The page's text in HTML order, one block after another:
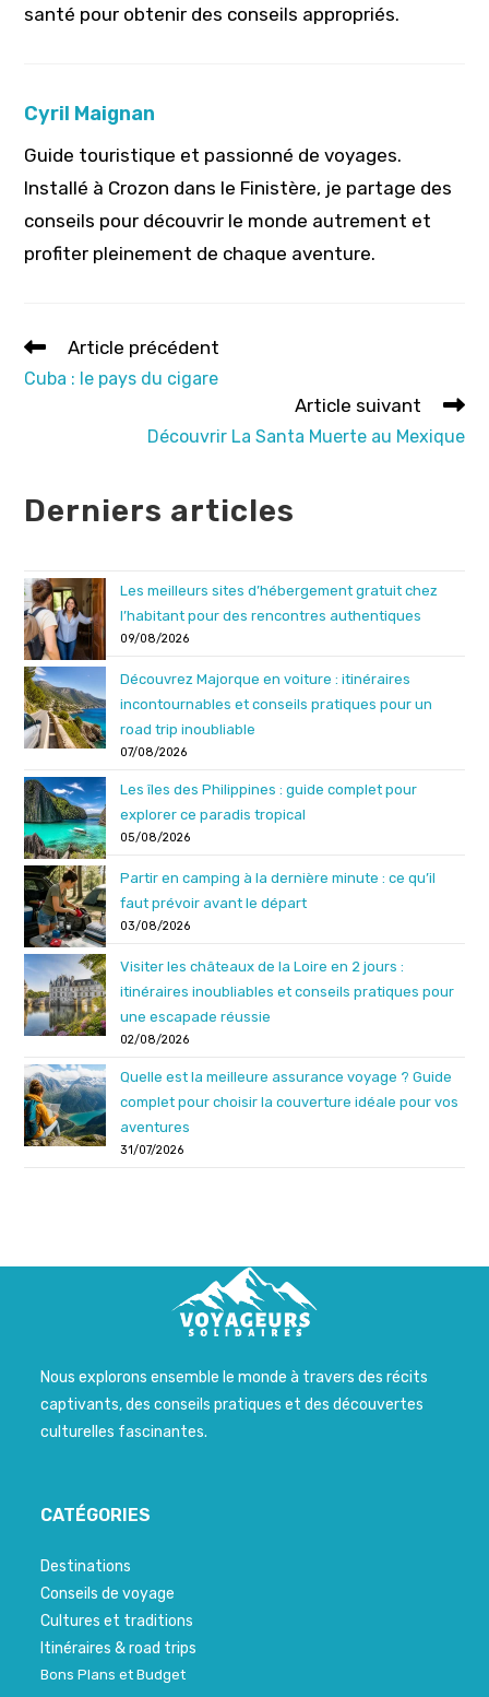
santé pour obtenir des conseils appropriés.
Cyril Maignan
Guide touristique et passionné de voyages.
Installé à Crozon dans le Finistère, je partage des
conseils pour découvrir le monde autrement et
profiter pleinement de chaque aventure.
Read
articles
Article précédent
Cuba : le pays du cigare
Article suivant
Découvrir La Santa Muerte au Mexique
Derniers articles
Les meilleurs sites d’hébergement gratuit chez
l’habitant pour des rencontres authentiques
09/08/2026
Découvrez Majorque en voiture : itinéraires
incontournables et conseils pratiques pour un
road trip inoubliable
07/08/2026
Les îles des Philippines : guide complet pour
explorer ce paradis tropical
05/08/2026
Partir en camping à la dernière minute : ce qu’il
faut prévoir avant le départ
03/08/2026
Visiter les châteaux de la Loire en 2 jours :
itinéraires inoubliables et conseils pratiques pour
une escapade réussie
02/08/2026
Quelle est la meilleure assurance voyage ? Guide
complet pour choisir la couverture idéale pour vos
aventures
31/07/2026
Nous explorons ensemble le monde à travers des récits
captivants, des conseils pratiques et des découvertes
culturelles fascinantes.
CATÉGORIES
Destinations
Conseils de voyage
Cultures et traditions
Itinéraires & road trips
Bons Plans et Budget